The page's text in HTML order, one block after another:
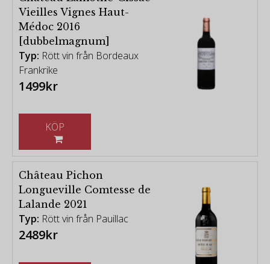
Vieilles Vignes Haut-
Médoc 2016
[dubbelmagnum]
Typ: Rött vin från Bordeaux
Frankrike
1499kr
Château Pichon
Longueville Comtesse de
Lalande 2021
Typ: Rött vin från Pauillac
2489kr